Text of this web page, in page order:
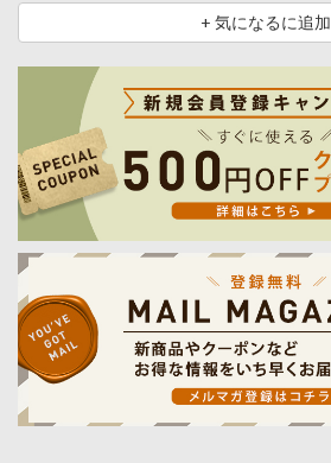
+ 気になるに追加